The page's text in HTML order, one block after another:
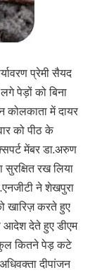
प्रेमी सैयद
पेड़ों को बिना
कोलकाता में दायर
को पीठ के
मेंबर डा.अरुण
सुरक्षित रख लिया
ने शेखपुरा
खारिज़ करते हुए
आदेश देते हुए डीएम
कुल कितने पेड़ कटे
दीपांजन